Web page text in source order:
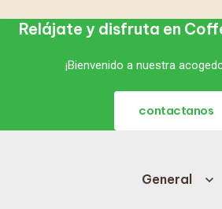
Relájate y disfruta en
¡Bienvenido a nuestra
contactanos
General